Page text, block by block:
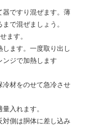
器ですり混ぜます。薄
で混ぜましょう。
ます。
ます。一度取り出し
ンジで加熱します
材をのせて急冷させ
入れます。
対側は胴体に差し込み